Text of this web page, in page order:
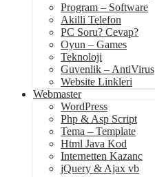
Program – Software
Akilli Telefon
PC Soru? Cevap?
Oyun – Games
Teknoloji
Guvenlik – AntiVirus
Website Linkleri
Webmaster
WordPress
Php & Asp Script
Tema – Template
Html Java Kod
Internetten Kazanc
jQuery & Ajax vb